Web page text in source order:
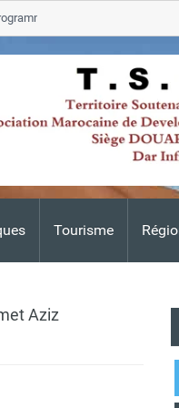
Tourisme
de rehabilitation post-
Aziz